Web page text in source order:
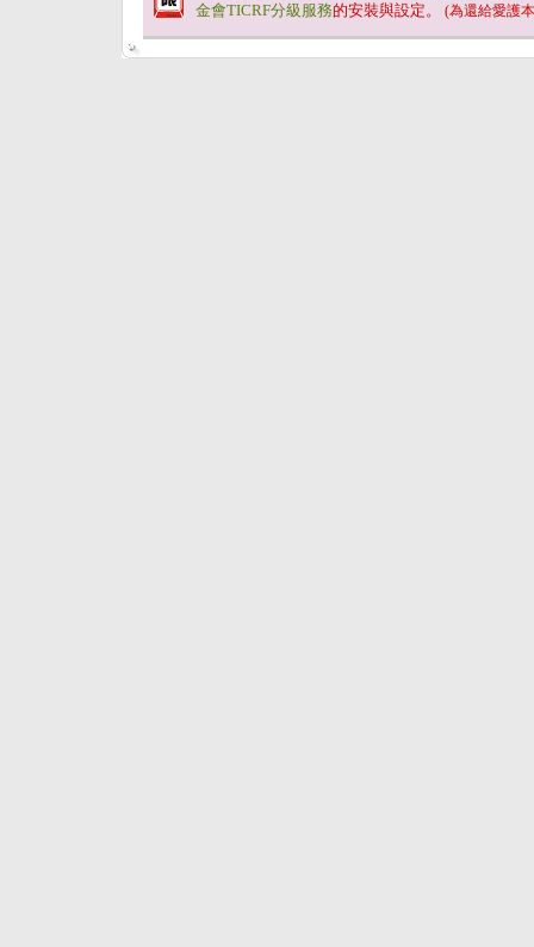
金會TICRF分級服務的安裝與設定。 (為還給愛護